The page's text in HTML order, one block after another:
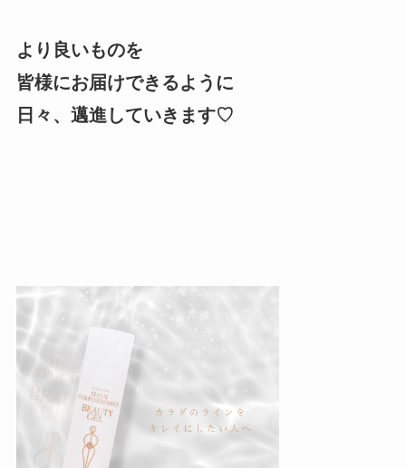
より良いものを
皆様にお届けできるように
日々、邁進していきます♡